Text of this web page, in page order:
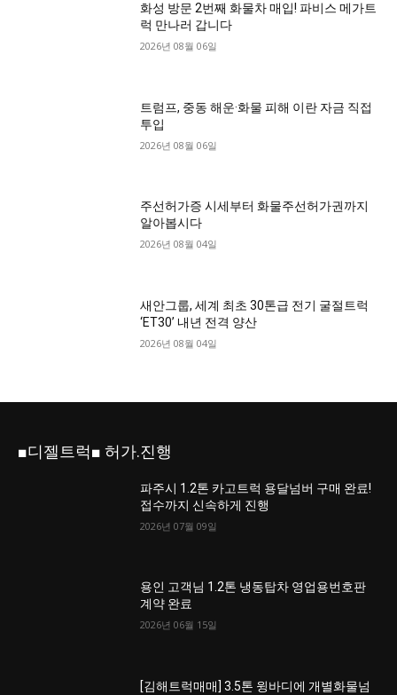
화성 방문 2번째 화물차 매입! 파비스 메가트
럭 만나러 갑니다
2026년 08월 06일
트럼프, 중동 해운·화물 피해 이란 자금 직접
투입
2026년 08월 06일
주선허가증 시세부터 화물주선허가권까지
알아봅시다
2026년 08월 04일
새안그룹, 세계 최초 30톤급 전기 굴절트럭
‘ET30’ 내년 전격 양산
2026년 08월 04일
■디젤트럭■ 허가.진행
파주시 1.2톤 카고트럭 용달넘버 구매 완료!
접수까지 신속하게 진행
2026년 07월 09일
용인 고객님 1.2톤 냉동탑차 영업용번호판
계약 완료
2026년 06월 15일
[김해트럭매매] 3.5톤 윙바디에 개별화물넘